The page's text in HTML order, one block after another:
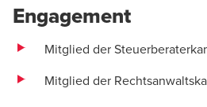
Engagement
Mitglied der
Mitglied der